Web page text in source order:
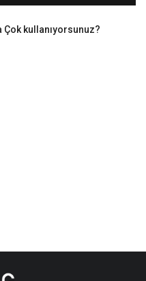
kullanıyorsunuz?